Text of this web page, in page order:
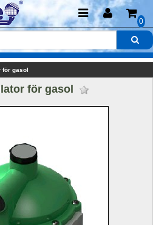
0
för gasol
för gasol